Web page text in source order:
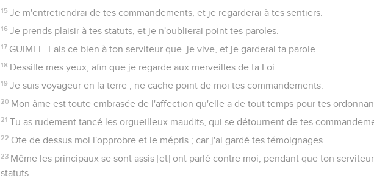
15 Je m'entretiendrai de tes commandements, et je regarderai à tes sentiers.
16 Je prends plaisir à tes statuts, et je n'oublierai point tes paroles.
17 GUIMEL. Fais ce bien à ton serviteur que. je vive, et je garderai ta parole.
18 Dessille mes yeux, afin que je regarde aux merveilles de ta Loi.
19 Je suis voyageur en la terre ; ne cache point de moi tes commandements.
20 Mon âme est toute embrasée de l'affection qu'elle a de tout temps pour tes
21 Tu as rudement tancé les orgueilleux maudits, qui se détournent de tes
22 Ote de dessus moi l'opprobre et le mépris ; car j'ai gardé tes témoignages.
23 Même les principaux se sont assis [et] ont parlé contre moi, pendant que ton
statuts.